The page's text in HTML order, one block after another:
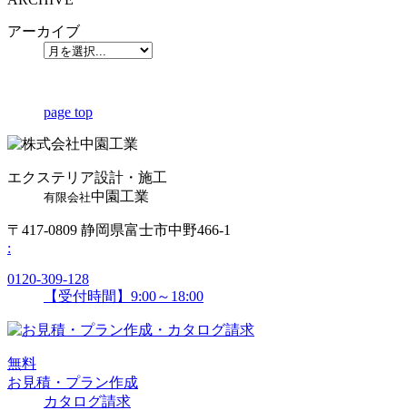
アーカイブ
page top
エクステリア設計・施工
有限会社中園工業
〒417-0809 静岡県富士市中野466-1
:
0120-309-128
【受付時間】9:00～18:00
無料
お見積・プラン作成
カタログ請求